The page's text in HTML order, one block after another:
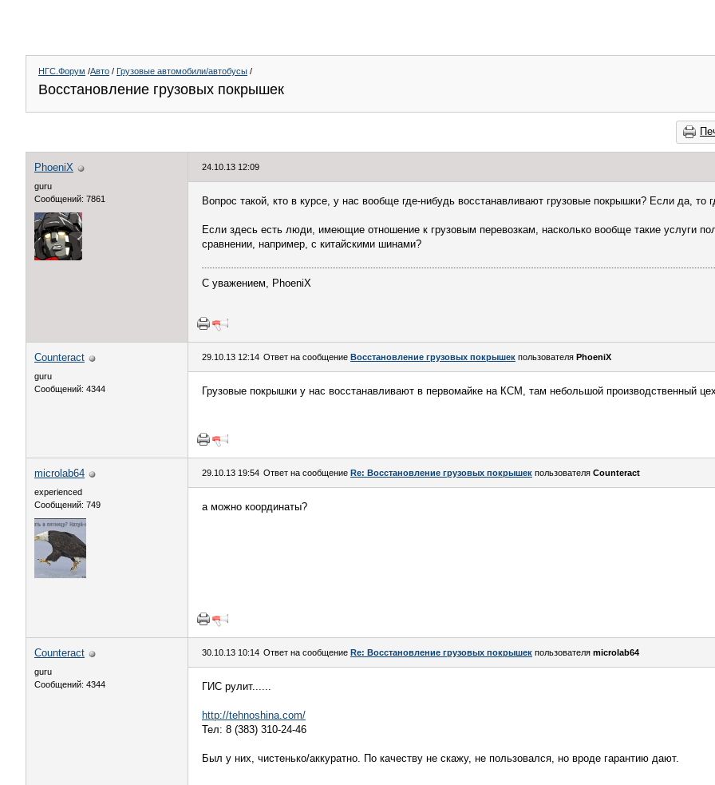
НГС.Форум /Авто / Грузовые автомобили/автобусы /
Восстановление грузовых покрышек
PhoeniX
guru
Сообщений: 7861
24.10.13 12:09
Вопрос такой, кто в курсе, у нас вообще где-нибудь восстанавливают грузовые покрышки? Если да, то
Если здесь есть люди, имеющие отношение к грузовым перевозкам, насколько вообще такие услуги
сравнении, например, с китайскими шинами?
С уважением, PhoeniX
Counteract
guru
Сообщений: 4344
29.10.13 12:14 Ответ на сообщение Восстановление грузовых покрышек пользователя PhoeniX
Грузовые покрышки у нас восстанавливают в первомайке на КСМ, там небольшой производственный
microlab64
experienced
Сообщений: 749
29.10.13 19:54 Ответ на сообщение Re: Восстановление грузовых покрышек пользователя Counteract
а можно координаты?
Counteract
guru
Сообщений: 4344
30.10.13 10:14 Ответ на сообщение Re: Восстановление грузовых покрышек пользователя microlab64
ГИС рулит......
http://tehnoshina.com/
Тел: 8 (383) 310-24-46
Был у них, чистенько/аккуратно. По качеству не скажу, не пользовался, но вроде гарантию дают.